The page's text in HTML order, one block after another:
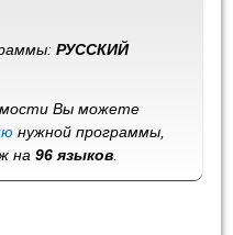
РУССКИЙ
Вы можете
нужной программы,
на96 языков